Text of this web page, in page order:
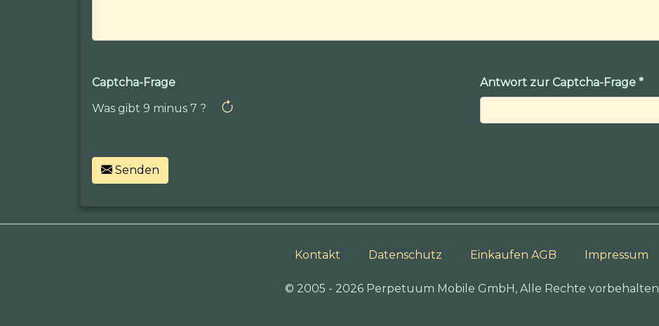
Captcha-Frage
Was gibt 9 minus 7 ?
Antwort zur Captcha-Frage *
Senden
Kontakt Datenschutz Einkaufen AGB Impressum
© 2005 - 2026 Perpetuum Mobile GmbH, Alle Rechte vorbehalten